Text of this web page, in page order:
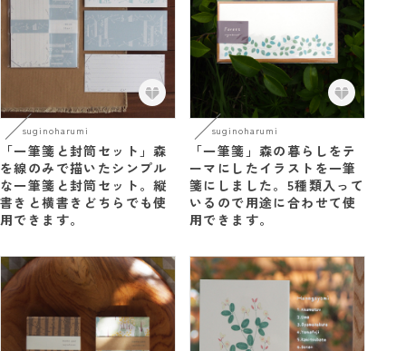
suginoharumi
「一筆箋と封筒セット」森
を線のみで描いたシンプル
な一筆箋と封筒セット。縦
書きと横書きどちらでも使
用できます。
suginoharumi
「一筆箋」森の暮らしをテ
ーマにしたイラストを一筆
箋にしました。5種類入って
いるので用途に合わせて使
用できます。